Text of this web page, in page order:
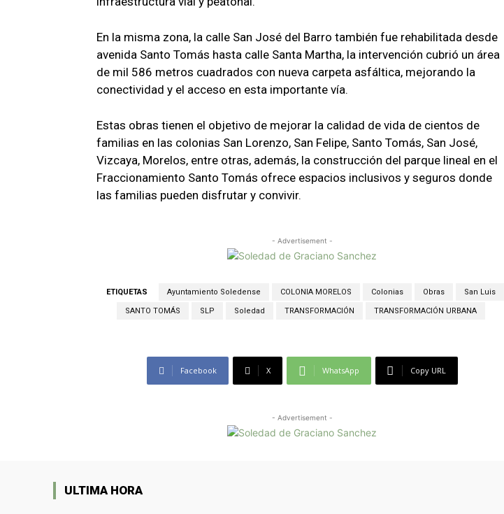
En la misma zona, la calle San José del Barro también fue rehabilitada desde
avenida Santo Tomás hasta calle Santa Martha, la intervención cubrió un área
de mil 586 metros cuadrados con nueva carpeta asfáltica, mejorando la
conectividad y el acceso en esta importante vía.
Estas obras tienen el objetivo de mejorar la calidad de vida de cientos de
familias en las colonias San Lorenzo, San Felipe, Santo Tomás, San José,
Vizcaya, Morelos, entre otras, además, la construcción del parque lineal en el
Fraccionamiento Santo Tomás ofrece espacios inclusivos y seguros donde
las familias pueden disfrutar y convivir.
- Advertisement -
ETIQUETAS Ayuntamiento Soledense COLONIA MORELOS Colonias Obras San Luis
SANTO TOMÁS SLP Soledad TRANSFORMACIÓN TRANSFORMACIÓN URBANA
Facebook X WhatsApp Copy URL
- Advertisement -
ULTIMA HORA